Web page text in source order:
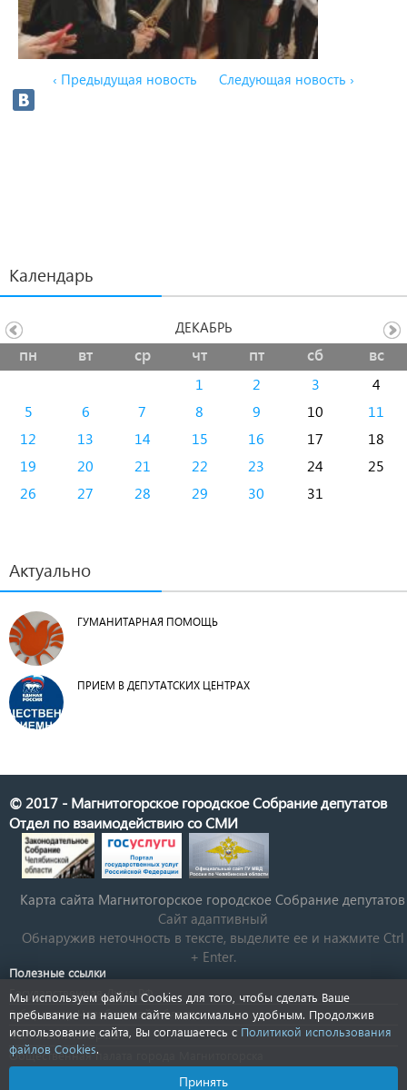
‹ Предыдущая новость Следующая новость ›
Календарь
пн вт ср чт пт сб вс
1 2 3
4
5
6 7 8 9 10
11
12
13 14 15 16 17
18
19
20 21 22 23 24
25
26
27 28 29 30 31
ДЕКАБРЬ
Актуально
ГУМАНИТАРНАЯ ПОМОЩЬ
ПРИЕМ В ДЕПУТАТСКИХ ЦЕНТРАХ
© 2017 - Магнитогорское городское Собрание депутатов
Отдел по взаимодействию со СМИ
Карта сайта Магнитогорское городское Cобрание депутатов
Сайт адаптивный
Обнаружив неточность в тексте, выделите ее и нажмите Ctrl
+ Enter.
Полезные ссылки
Государственная Дума РФ
Губернатор Челябинской области
КСП Магнитогорска
Общественная палата города Магнитогорска
Новости Челябинской области
Мы используем файлы Cookies для того, чтобы сделать Ваше
пребывание на нашем сайте максимально удобным. Продолжив
использование сайта, Вы соглашаетесь с Политикой использования
файлов Cookies.
Принять